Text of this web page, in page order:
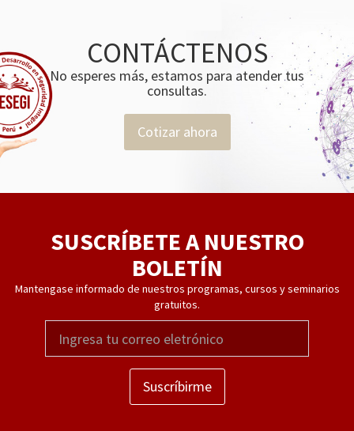
CONTÁCTENOS
No esperes más, estamos para atender tus
consultas.
Cotizar ahora
SUSCRÍBETE A NUESTRO
BOLETÍN
Mantengase informado de nuestros programas, cursos y seminarios
gratuitos.
Suscríbirme